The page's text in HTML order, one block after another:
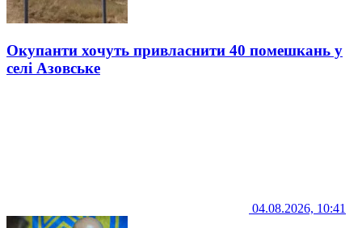
Окупанти хочуть привласнити 40 помешкань у
селі Азовське
04.08.2026, 10:41